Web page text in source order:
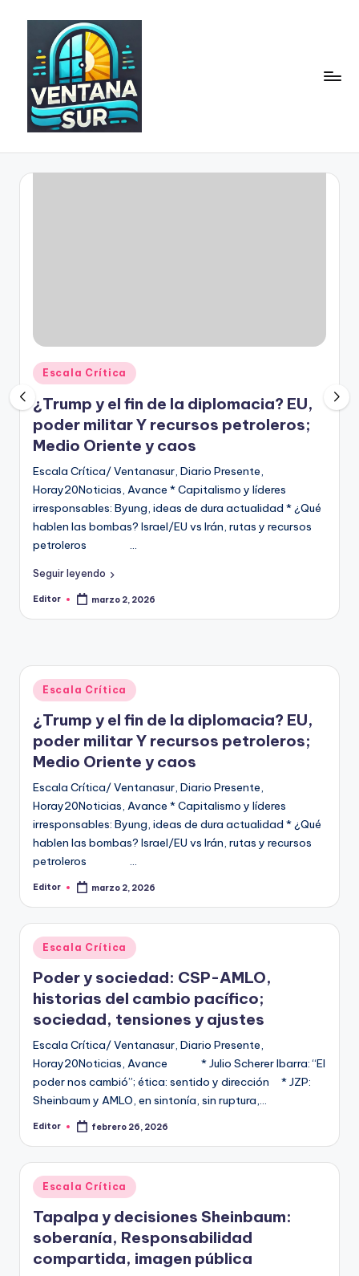
Publicado
en
Escala Crítica
¿Trump y el fin de la diplomacia? EU,
poder militar Y recursos petroleros;
Medio Oriente y caos
Escala Crítica/ Ventanasur, Diario Presente,
Horay20Noticias, Avance * Capitalismo y líderes
irresponsables: Byung, ideas de dura actualidad * ¿Qué
hablen las bombas? Israel/EU vs Irán, rutas y recursos
petroleros …
Seguir leyendo
Publicado
Editor marzo 2, 2026
Publicado
en
Escala Crítica
¿Trump y el fin de la diplomacia? EU,
poder militar Y recursos petroleros;
Medio Oriente y caos
Escala Crítica/ Ventanasur, Diario Presente,
Horay20Noticias, Avance * Capitalismo y líderes
irresponsables: Byung, ideas de dura actualidad * ¿Qué
hablen las bombas? Israel/EU vs Irán, rutas y recursos
petroleros …
Publicado
Editor marzo 2, 2026
Publicado
en
Escala Crítica
Poder y sociedad: CSP-AMLO,
historias del cambio pacífico;
sociedad, tensiones y ajustes
Escala Crítica/ Ventanasur, Diario Presente,
Horay20Noticias, Avance * Julio Scherer Ibarra: “El
poder nos cambió”; ética: sentido y dirección * JZP:
Sheinbaum y AMLO, en sintonía, sin ruptura,…
Publicado
Editor febrero 26, 2026
Publicado
en
Escala Crítica
Tapalpa y decisiones Sheinbaum:
soberanía, Responsabilidad
compartida, imagen pública